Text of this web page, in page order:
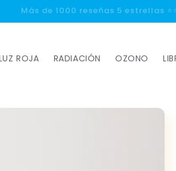
Más de 1000 reseñas 5 estrellas
ROJA RADIACIÓN OZONO